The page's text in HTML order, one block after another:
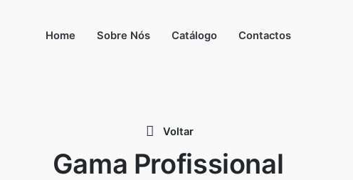
Home Sobre Nós Catálogo Contactos
Voltar
Gama Profissional